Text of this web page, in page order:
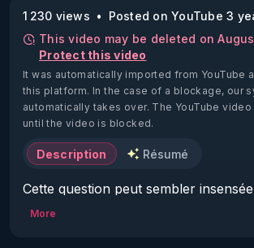
1 230 views
Posted on YouTube 3
This video may be deleted on
Protect this video
It was automatically imported from YouTube
this platform. In the case of a blockage, our
automatically takes over. The YouTube
until the video is blocked.
Description Résumé
Cette question peut sembler
abord.
More